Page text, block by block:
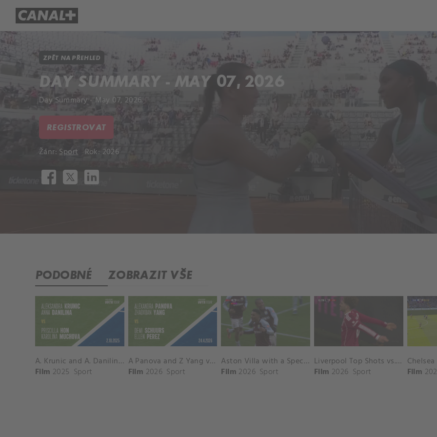
ZPĚT NA PŘEHLED
DAY SUMMARY - MAY 07, 2026
Day Summary - May 07, 2026.
REGISTROVAT
Žánr:Sport Rok: 2026
PODOBNÉ ZOBRAZIT VŠE
A. Krunic and A. Danilina vs. P. Hon and K. Muchova Match Highlights - BEIJING_Capital Group Diamond ( October 02, 2025)
Film 2025 Sport
A Panova and Z Yang vs D Schuurs and E Perez Match Highlights - MADRID_Court 8 ( April 24, 2026)
Film 2026 Sport
Aston Villa with a Spectacular Goal vs. Nottingham Forest
Film 2026 Sport
Liverpool Top Shots vs. Fulham
Film 2026 Sport Film